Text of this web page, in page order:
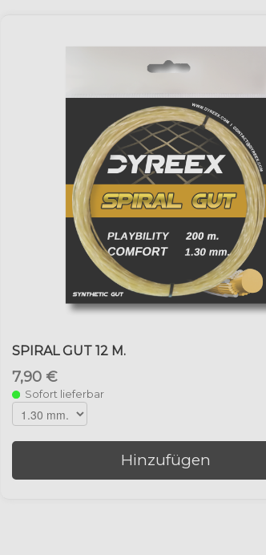
SPIRAL GUT 12 M.
7,90 €
Sofort lieferbar
Hinzufügen